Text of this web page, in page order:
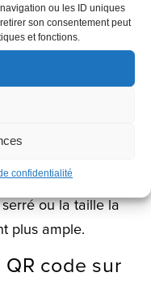
ou les ID uniques
son consentement peut
et fonctions.
confidentialité
la taille la plus
ou la taille la
plus ample.
code sur